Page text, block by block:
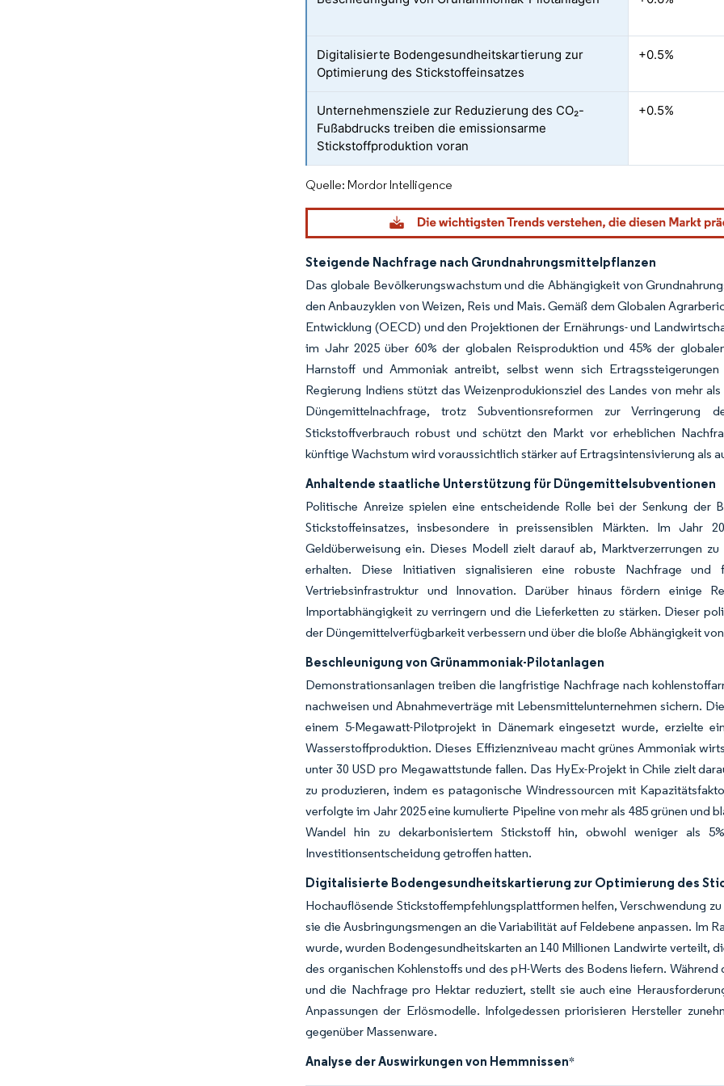
Digitalisierte Bodengesundheitskartierung zur
Optimierung des Stickstoffeinsatzes
+0.5%
Unternehmensziele zur Reduzierung des CO₂-
Fußabdrucks treiben die emissionsarme
Stickstoffproduktion voran
+0.5%
Quelle: Mordor Intelligence
Steigende Nachfrage nach Grundnahrungsmittelpflanzen
Das globale Bevölkerungswachstum und die Abhängigkeit von
den Anbauzyklen von Weizen, Reis und Mais. Gemäß dem Globalen
Entwicklung (OECD) und den Projektionen der Ernährungs- und
im Jahr 2025 über 60% der globalen Reisproduktion und 45% der
Harnstoff und Ammoniak antreibt, selbst wenn sich
Regierung Indiens stützt das Weizenprodukionsziel des Landes von mehr
Düngemittelnachfrage, trotz Subventionsreformen zur Verringerung
Stickstoffverbrauch robust und schützt den Markt vor erheblichen
künftige Wachstum wird voraussichtlich stärker auf Ertragsintensivierung als
Anhaltende staatliche Unterstützung für Düngemittelsubventionen
Politische Anreize spielen eine entscheidende Rolle bei der Senkung
Stickstoffeinsatzes, insbesondere in preissensiblen Märkten. Im Jahr
Geldüberweisung ein. Dieses Modell zielt darauf ab, Marktverzerrungen
erhalten. Diese Initiativen signalisieren eine robuste Nachfrage und
Vertriebsinfrastruktur und Innovation. Darüber hinaus fördern einige
Importabhängigkeit zu verringern und die Lieferketten zu stärken. Dieser
der Düngemittelverfügbarkeit verbessern und über die bloße Abhängigkeit
Beschleunigung von Grünammoniak-Pilotanlagen
Demonstrationsanlagen treiben die langfristige Nachfrage nach
nachweisen und Abnahmeverträge mit Lebensmittelunternehmen sichern.
einem 5-Megawatt-Pilotprojekt in Dänemark eingesetzt wurde, erzielte
Wasserstoffproduktion. Dieses Effizienzniveau macht grünes Ammoniak
unter 30 USD pro Megawattstunde fallen. Das HyEx-Projekt in Chile zielt
zu produzieren, indem es patagonische Windressourcen mit
verfolgte im Jahr 2025 eine kumulierte Pipeline von mehr als 485 grünen und
Wandel hin zu dekarbonisiertem Stickstoff hin, obwohl weniger als
Investitionsentscheidung getroffen hatten.
Digitalisierte Bodengesundheitskartierung zur Optimierung des
Hochauflösende Stickstoffempfehlungsplattformen helfen, Verschwendung
sie die Ausbringungsmengen an die Variabilität auf Feldebene anpassen. Im
wurde, wurden Bodengesundheitskarten an 140 Millionen Landwirte verteilt,
des organischen Kohlenstoffs und des pH-Werts des Bodens liefern.
und die Nachfrage pro Hektar reduziert, stellt sie auch eine
Anpassungen der Erlösmodelle. Infolgedessen priorisieren Hersteller
gegenüber Massenware.
Analyse der Auswirkungen von Hemmnissen*